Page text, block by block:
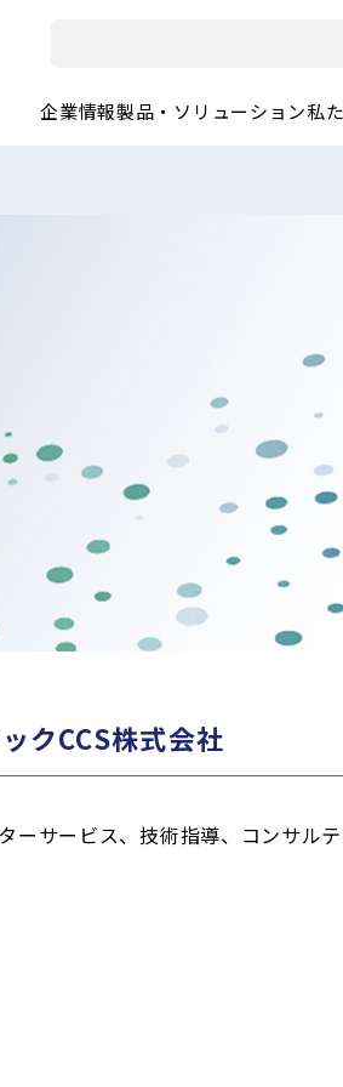
企業情報製品・ソリューション私
クCCS株式会社
ーサービス、技術指導、コンサル